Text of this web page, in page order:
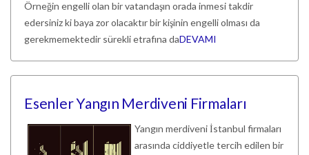
Örneğin engelli olan bir vatandaşın orada inmesi takdir
edersiniz ki baya zor olacaktır bir kişinin engelli olması da
gerekmemektedir sürekli etrafına daDEVAMI
Esenler Yangın Merdiveni Firmaları
Yangın merdiveni İstanbul firmaları
arasında ciddiyetle tercih edilen bir